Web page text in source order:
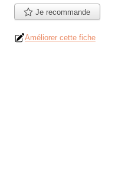
Je recommande
Améliorer cette fiche